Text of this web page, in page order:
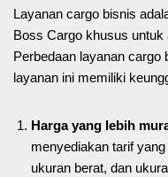
Layanan cargo bisnis
Boss Cargo khusus
Perbedaan layanan cargo
layanan ini memiliki
Harga yang lebih
menyediakan tarif
ukuran berat, dan